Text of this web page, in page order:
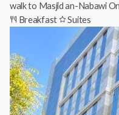
walk to Masjid an-Nabawi
Breakfast
Suites